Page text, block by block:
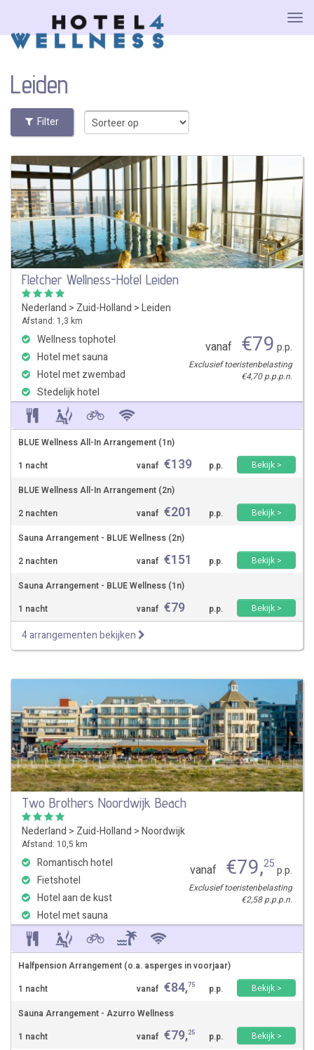
Leiden
Filter
Fletcher Wellness-Hotel Leiden
Nederland > Zuid-Holland >Leiden
Afstand: 1,3 km
Wellness tophotel
Hotel met sauna
Hotel met zwembad
Stedelijk hotel
vanaf €79 p.p.
Exclusief toeristenbelasting
€4,70 p.p.p.n.
BLUE Wellness All-In Arrangement (1n)
1 nacht
vanaf €139 p.p.
Bekijk >
BLUE Wellness All-In Arrangement (2n)
2 nachten
vanaf €201 p.p.
Bekijk >
Sauna Arrangement - BLUE Wellness (2n)
2 nachten
vanaf €151 p.p.
Bekijk >
Sauna Arrangement - BLUE Wellness (1n)
1 nacht
vanaf €79 p.p. Bekijk >
4 arrangementen bekijken
Two Brothers Noordwijk Beach
Nederland > Zuid-Holland >Noordwijk
Afstand: 10,5 km
Romantisch hotel
Fietshotel
Hotel aan de kust
Hotel met sauna
vanaf €79,25p.p.
Exclusief toeristenbelasting
€2,58 p.p.p.n.
Halfpension Arrangement (o.a. asperges in voorjaar)
1 nacht
vanaf €84,75 p.p.
Bekijk >
Sauna Arrangement - Azurro Wellness
1 nacht
vanaf €79,25 p.p.
Bekijk >